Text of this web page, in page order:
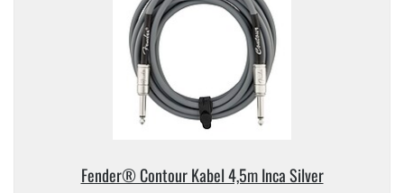
Fender® Contour Kabel 4,​5m Inca Silver